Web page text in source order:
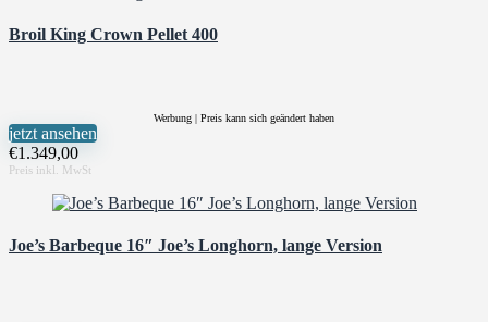
Broil King Crown Pellet 400
Werbung | Preis kann sich geändert haben
jetzt ansehen
€1.349,00
Joe’s Barbeque 16″ Joe’s Longhorn, lange Version